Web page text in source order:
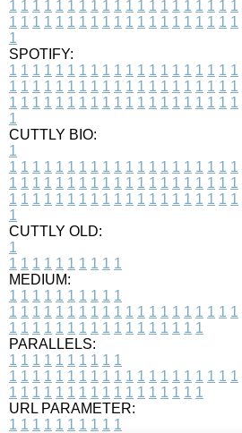
1 1 1 1 1 1 1 1 1 1 1 1 1 1 1 1 1 1 1 1
1 1 1 1 1 1 1 1 1 1 1 1 1 1 1 1 1 1 1 1
1
SPOTIFY:
1 1 1 1 1 1 1 1 1 1 1 1 1 1 1 1 1 1 1 1
1 1 1 1 1 1 1 1 1 1 1 1 1 1 1 1 1 1 1 1
1 1 1 1 1 1 1 1 1 1 1 1 1 1 1 1 1 1 1 1
1
CUTTLY BIO:
1
1 1 1 1 1 1 1 1 1 1 1 1 1 1 1 1 1 1 1 1
1 1 1 1 1 1 1 1 1 1 1 1 1 1 1 1 1 1 1 1
1 1 1 1 1 1 1 1 1 1 1 1 1 1 1 1 1 1 1 1
1
CUTTLY OLD:
1
1 1 1 1 1 1 1 1 1 1
MEDIUM:
1 1 1 1 1 1 1 1 1 1
1 1 1 1 1 1 1 1 1 1 1 1 1 1 1 1 1 1 1 1
1 1 1 1 1 1 1 1 1 1 1 1 1 1 1 1 1
PARALLELS:
1 1 1 1 1 1 1 1 1 1
1 1 1 1 1 1 1 1 1 1 1 1 1 1 1 1 1 1 1 1
1 1 1 1 1 1 1 1 1 1 1 1 1 1 1 1 1
URL PARAMETER:
1 1 1 1 1 1 1 1 1 1